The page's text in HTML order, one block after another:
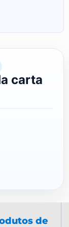
carta
de